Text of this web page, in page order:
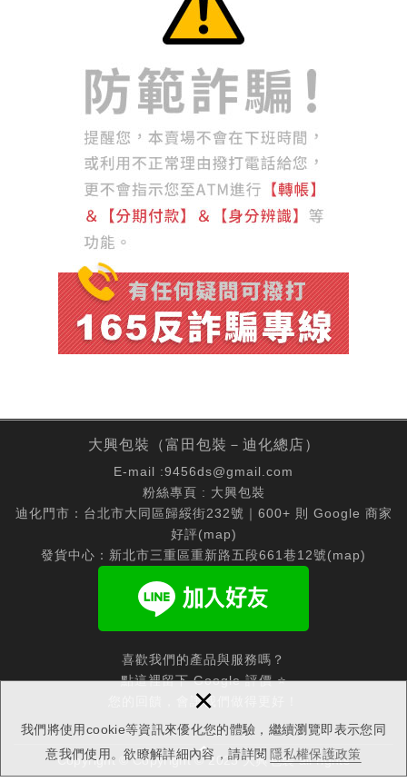
我們將使用cookie等資訊來優化您的體驗，繼續瀏覽即表示您同
意我們使用。欲瞭解詳細內容，請詳閱 隱私權保護政策
×
大興包裝（富田包裝－迪化總店）
E-mail :9456ds@gmail.com
粉絲專頁 : 大興包裝
迪化門市：台北市大同區歸綏街232號｜600+ 則 Google 商家
好評(map)
發貨中心：新北市三重區重新路五段661巷12號(map)
喜歡我們的產品與服務嗎？
點這裡留下 Google 評價 ⭐
您的回饋，會讓我們做得更好！
Copyright © Copyright © 2025 大興包裝 all rights